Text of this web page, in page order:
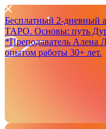
Бесплатный 2-дневный
ТАРО. Основы: путь
*Преподаватель Аленa
опытом работы 30+ лет.